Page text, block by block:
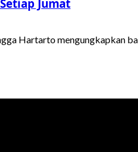
Jumat
Hartarto mengungkapkan